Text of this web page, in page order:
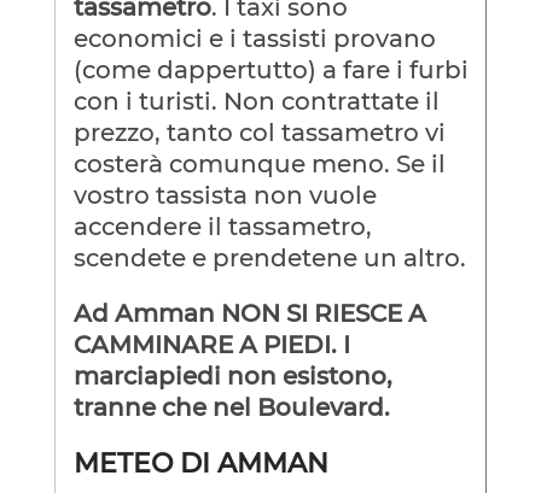
tassametro. I taxi sono
economici e i tassisti provano
(come dappertutto) a fare i furbi
con i turisti. Non contrattate il
prezzo, tanto col tassametro vi
costerà comunque meno. Se il
vostro tassista non vuole
accendere il tassametro,
scendete e prendetene un altro.
Ad Amman NON SI RIESCE A
CAMMINARE A PIEDI. I
marciapiedi non esistono,
tranne che nel Boulevard.
METEO DI AMMAN